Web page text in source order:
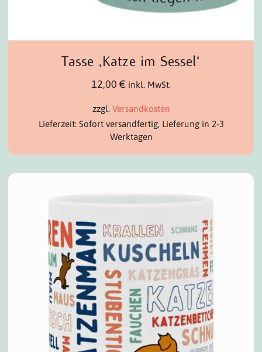
Tasse ‚Katze im Sessel‘
12,00 € inkl. MwSt.
zzgl. Versandkosten
Lieferzeit: Sofort versandfertig, Lieferung in 2-3
Werktagen